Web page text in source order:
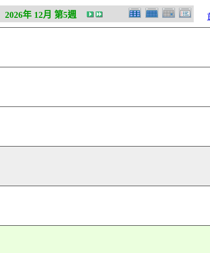
2026年 12月 第5週